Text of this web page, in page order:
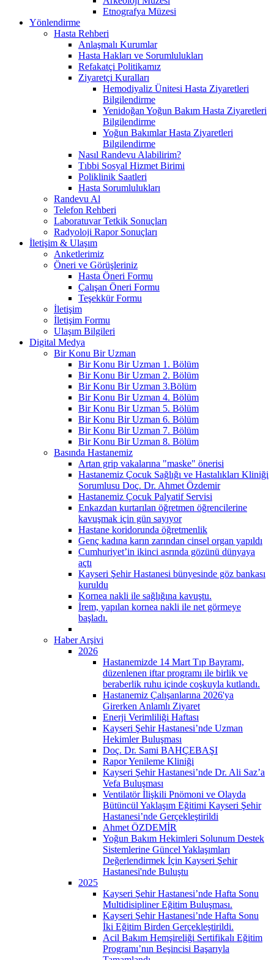
Etnografya Müzesi
Yönlendirme
Hasta Rehberi
Anlaşmalı Kurumlar
Hasta Hakları ve Sorumlulukları
Refakatçi Politikamız
Ziyaretçi Kuralları
Hemodiyaliz Ünitesi Hasta Ziyaretleri
Bilgilendirme
Yenidoğan Yoğun Bakım Hasta Ziyaretleri
Bilgilendirme
Yoğun Bakımlar Hasta Ziyaretleri
Bilgilendirme
Nasıl Randevu Alabilirim?
Tıbbi Sosyal Hizmet Birimi
Poliklinik Saatleri
Hasta Sorumlulukları
Randevu Al
Telefon Rehberi
Laboratuvar Tetkik Sonuçları
Radyoloji Rapor Sonuçları
İletişim & Ulaşım
Anketlerimiz
Öneri ve Görüşleriniz
Hasta Öneri Formu
Çalışan Öneri Formu
Teşekkür Formu
İletişim
İletişim Formu
Ulaşım Bilgileri
Digital Medya
Bir Konu Bir Uzman
Bir Konu Bir Uzman 1. Bölüm
Bir Konu Bir Uzman 2. Bölüm
Bir Konu Bir Uzman 3.Bölüm
Bir Konu Bir Uzman 4. Bölüm
Bir Konu Bir Uzman 5. Bölüm
Bir Konu Bir Uzman 6. Bölüm
Bir Konu Bir Uzman 7. Bölüm
Bir Konu Bir Uzman 8. Bölüm
Basında Hastanemiz
Artan grip vakalarına "maske" önerisi
Hastanemiz Çocuk Sağlığı ve Hastalıkları Kliniği
Sorumlusu Doç. Dr. Ahmet Özdemir
Hastanemiz Çocuk Palyatif Servisi
Enkazdan kurtarılan öğretmen öğrencilerine
kavuşmak için gün sayıyor
Hastane koridorunda öğretmenlik
Genç kadına karın zarından cinsel organ yapıldı
Cumhuriyet’in ikinci asrında gözünü dünyaya
açtı
Kayseri Şehir Hastanesi bünyesinde göz bankası
kuruldu
Kornea nakli ile sağlığına kavuştu.
İrem, yapılan kornea nakli ile net görmeye
başladı.
Haber Arşivi
2026
Hastanemizde 14 Mart Tıp Bayramı,
düzenlenen iftar programı ile birlik ve
beraberlik ruhu içinde coşkuyla kutlandı.
Hastanemiz Çalışanlarına 2026'ya
Girerken Anlamlı Ziyaret
Enerji Verimliliği Haftası
Kayseri Şehir Hastanesi’nde Uzman
Hekimler Buluşması
Doç. Dr. Sami BAHÇEBAŞI
Rapor Yenileme Kliniği
Kayseri Şehir Hastanesi’nde Dr. Ali Saz’a
Vefa Buluşması
Ventilatör İlişkili Pnömoni ve Olayda
Bütüncül Yaklaşım Eğitimi Kayseri Şehir
Hastanesi’nde Gerçekleştirildi
Ahmet ÖZDEMİR
Yoğun Bakım Hekimleri Solunum Destek
Sistemlerine Güncel Yaklaşımları
Değerlendirmek İçin Kayseri Şehir
Hastanesi'nde Buluştu
2025
Kayseri Şehir Hastanesi’nde Hafta Sonu
Multidisipliner Eğitim Buluşması.
Kayseri Şehir Hastanesi’nde Hafta Sonu
İki Eğitim Birden Gerçekleştirildi.
Acil Bakım Hemşireliği Sertifikalı Eğitim
Programı’nın Beşincisi Başarıyla